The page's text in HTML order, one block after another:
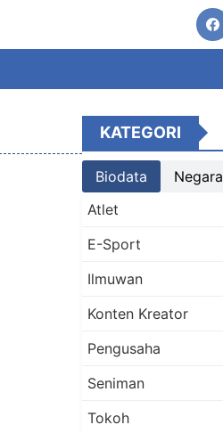
KATEGORI
Biodata Negara
Atlet
E-Sport
Ilmuwan
Konten Kreator​
Pengusaha
Seniman
Tokoh